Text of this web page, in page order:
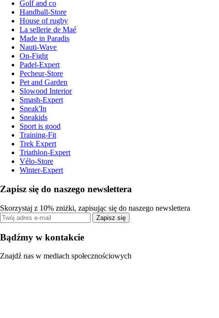
Golf and co
Handball-Store
House of rugby
La sellerie de Maé
Made in Paradis
Nauti-Wave
On-Fight
Padel-Expert
Pecheur-Store
Pet and Garden
Slowood Interior
Smash-Expert
Sneak'In
Sneakids
Sport is good
Training-Fit
Trek Expert
Triathlon-Expert
Vélo-Store
Winter-Expert
Zapisz się do naszego newslettera
Skorzystaj z 10% zniżki, zapisując się do naszego newslettera
Zapisz się
Bądźmy w kontakcie
Znajdź nas w mediach społecznościowych